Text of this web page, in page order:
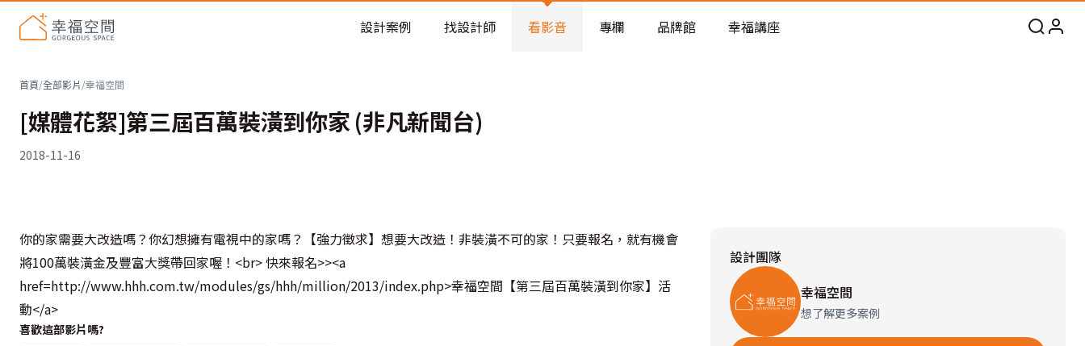
老屋預算分配與高 CP 值煥新術
設計案例 找設計師 看影音 專欄 品牌館 幸福講座
首頁/全部影片/幸福空間
[媒體花絮]第三屆百萬裝潢到你家 (非凡新聞台)
2018-11-16
你的家需要大改造嗎？你幻想擁有電視中的家嗎？【強力徵求】想要大改造！非裝潢不可的家！只要報名，就有機會
將100萬裝潢金及豐富大獎帶回家喔！<br> 快來報名>><a
href=http://www.hhh.com.tw/modules/gs/hhh/million/2013/index.php>幸福空間【第三屆百萬裝潢到你家】活
動</a>
喜歡這部影片嗎?
設計團隊
幸福空間
想了解更多案例